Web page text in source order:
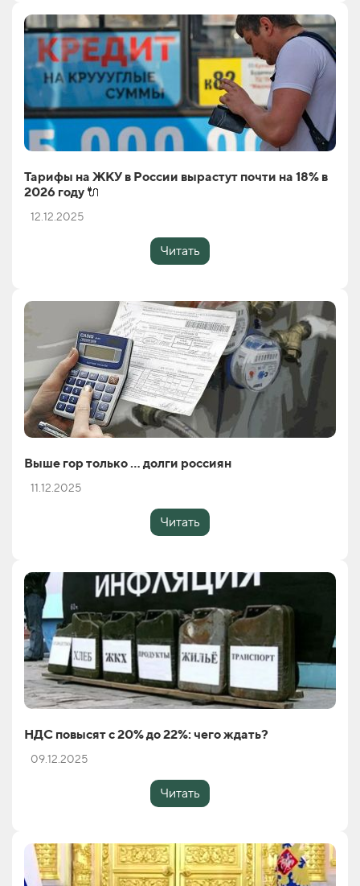
Тарифы на ЖКУ в России вырастут почти на 18% в
2026 году 🔌
12.12.2025
Читать
Выше гор только … долги россиян
11.12.2025
Читать
НДС повысят с 20% до 22%: чего ждать?
09.12.2025
Читать